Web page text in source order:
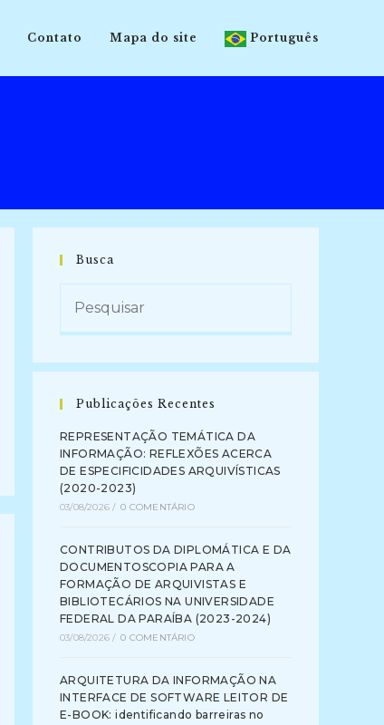
Contato Mapa do site Português
Busca
Publicações Recentes
REPRESENTAÇÃO TEMÁTICA DA
INFORMAÇÃO: REFLEXÕES ACERCA
DE ESPECIFICIDADES ARQUIVÍSTICAS
(2020-2023)
03/08/2026 / 0 COMENTÁRIO
CONTRIBUTOS DA DIPLOMÁTICA E DA
DOCUMENTOSCOPIA PARA A
FORMAÇÃO DE ARQUIVISTAS E
BIBLIOTECÁRIOS NA UNIVERSIDADE
FEDERAL DA PARAÍBA (2023-2024)
03/08/2026 / 0 COMENTÁRIO
ARQUITETURA DA INFORMAÇÃO NA
INTERFACE DE SOFTWARE LEITOR DE
E-BOOK: identificando barreiras no